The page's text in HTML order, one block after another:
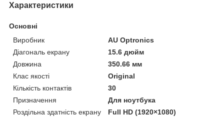
Характеристики
Основні
Виробник
AU Optronics
Діагональ екрану
15.6 дюйм
Довжина
350.66 мм
Клас якості
Original
Кількість контактів
30
Призначення
Для ноутбука
Роздільна здатність екрану
Full HD (1920×1080)